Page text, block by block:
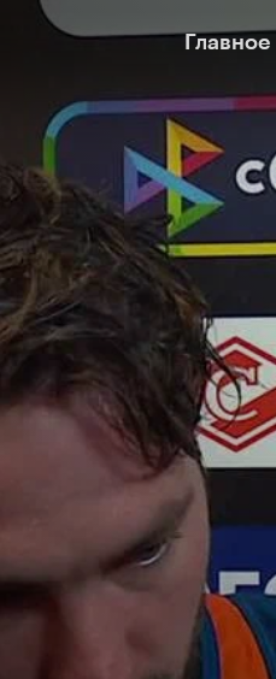
Главное
Главное